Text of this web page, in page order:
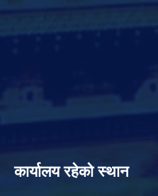
कार्यालय रहेको स्थान